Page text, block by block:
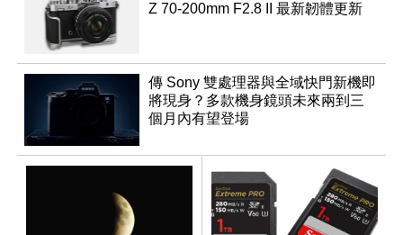
Z 70-200mm F2.8 II 最新韌體更新
傳 Sony 雙處理器與全域快門新機即
將現身？多款機身鏡頭未來兩到三
個月內有望登場